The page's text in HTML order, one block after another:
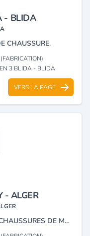
- BLIDA
CHAUSSURE.
3 BLIDA - BLIDA
VERS LA PAGE
- ALGER
FABRICATION DE TOUS TYPES DE CHAUSSURES DE MAROQUINERIE ET VÊTEMENT EN CUIR